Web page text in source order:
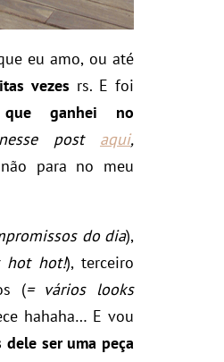
eu amo, ou até
vezes rs. E foi
que ganhei no
post aqui,
para no meu
do dia),
hot hot!), terceiro
(= vários looks
hahaha… E vou
ser uma peça